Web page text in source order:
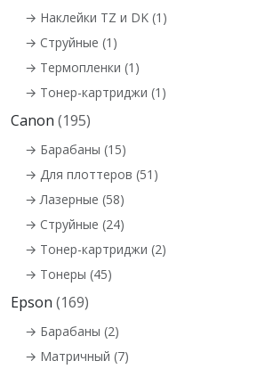
→ Наклейки TZ и DK (1)
→ Струйные (1)
→ Термопленки (1)
→ Тонер-картриджи (1)
Canon (195)
→ Барабаны (15)
→ Для плоттеров (51)
→ Лазерные (58)
→ Струйные (24)
→ Тонер-картриджи (2)
→ Тонеры (45)
Epson (169)
→ Барабаны (2)
→ Матричный (7)